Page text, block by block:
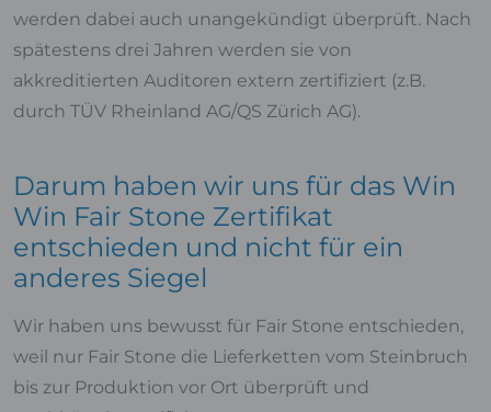
werden dabei auch unangekündigt überprüft. Nach
spätestens drei Jahren werden sie von
akkreditierten Auditoren extern zertifiziert (z.B.
durch TÜV Rheinland AG/QS Zürich AG).
Darum haben wir uns für das Win
Win Fair Stone Zertifikat
entschieden und nicht für ein
anderes Siegel
Wir haben uns bewusst für Fair Stone entschieden,
weil nur Fair Stone die Lieferketten vom Steinbruch
bis zur Produktion vor Ort überprüft und